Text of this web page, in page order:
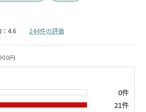
4.6 244件の評価
円
0件
21件